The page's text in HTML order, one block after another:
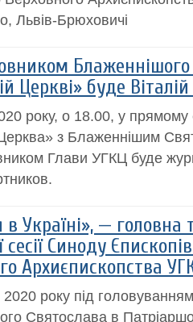
Львів-Брюховичі
Блаженнішого
Церкві» буде
року, о 18.00, у прямому
з Блаженнішим
Глави УГКЦ буде
в Україні», — головна
сесії Синоду
Архиєпископства
2020 року під
Святослава в